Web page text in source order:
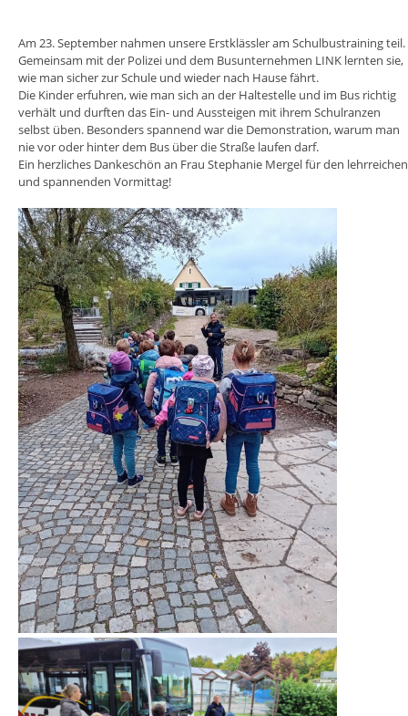
Am 23. September nahmen unsere Erstklässler am Schulbustraining teil.
Gemeinsam mit der Polizei und dem Busunternehmen LINK lernten sie,
wie man sicher zur Schule und wieder nach Hause fährt.
Die Kinder erfuhren, wie man sich an der Haltestelle und im Bus richtig
verhält und durften das Ein- und Aussteigen mit ihrem Schulranzen
selbst üben. Besonders spannend war die Demonstration, warum man
nie vor oder hinter dem Bus über die Straße laufen darf.
Ein herzliches Dankeschön an Frau Stephanie Mergel für den lehrreichen
und spannenden Vormittag!